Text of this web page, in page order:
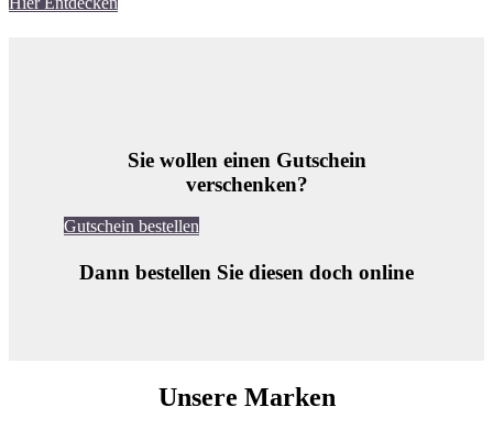
Sie wollen einen Gutschein
verschenken?
Gutschein bestellen
Dann bestellen Sie diesen doch online
Unsere Marken